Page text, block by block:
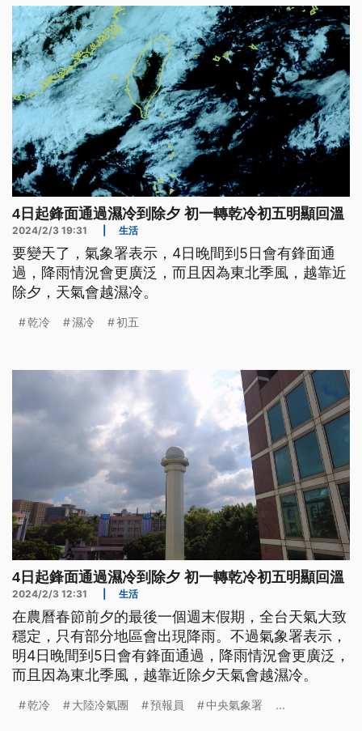
4日起鋒面通過濕冷到除夕 初一轉乾冷初五明顯回溫
2024/2/3 19:31 生活
要變天了，氣象署表示，4日晚間到5日會有鋒面通
過，降雨情況會更廣泛，而且因為東北季風，越靠近
除夕，天氣會越濕冷。
乾冷 濕冷 初五
4日起鋒面通過濕冷到除夕 初一轉乾冷初五明顯回溫
2024/2/3 12:31 生活
在農曆春節前夕的最後一個週末假期，全台天氣大致
穩定，只有部分地區會出現降雨。不過氣象署表示，
明4日晚間到5日會有鋒面通過，降雨情況會更廣泛，
而且因為東北季風，越靠近除夕天氣會越濕冷。
乾冷 大陸冷氣團 預報員 中央氣象署 ...